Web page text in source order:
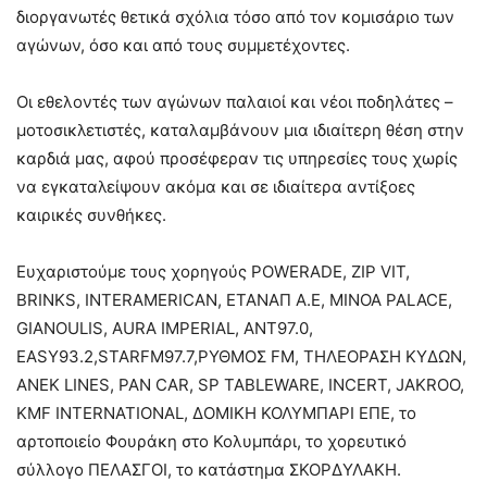
διοργανωτές θετικά σχόλια τόσο από τον κομισάριο των
αγώνων, όσο και από τους συμμετέχοντες.
Οι εθελοντές των αγώνων παλαιοί και νέοι ποδηλάτες –
μοτοσικλετιστές, καταλαμβάνουν μια ιδιαίτερη θέση στην
καρδιά μας, αφού προσέφεραν τις υπηρεσίες τους χωρίς
να εγκαταλείψουν ακόμα και σε ιδιαίτερα αντίξοες
καιρικές συνθήκες.
Ευχαριστούμε τους χορηγούς POWERADE, ZIP VIT,
BRINKS, INTERAMERICAN, ETANAΠ Α.Ε, ΜΙΝΟΑ PALACE,
GIANOULIS, AURA IMPERIAL, ANT97.0,
EASY93.2,STARFM97.7,ΡΥΘΜΟΣ FM, TΗΛΕΟΡΑΣΗ KYΔΩΝ,
ΑΝΕΚ LINES, PAN CAR, SP TABLEWARE, INCERT, JAKROO,
KMF INTERNATIONAL, ΔΟΜΙΚΗ ΚΟΛΥΜΠΑΡΙ ΕΠΕ, το
αρτοποιείο Φουράκη στο Κολυμπάρι, το χορευτικό
σύλλογο ΠΕΛΑΣΓΟΙ, το κατάστημα ΣΚΟΡΔΥΛΑΚΗ.